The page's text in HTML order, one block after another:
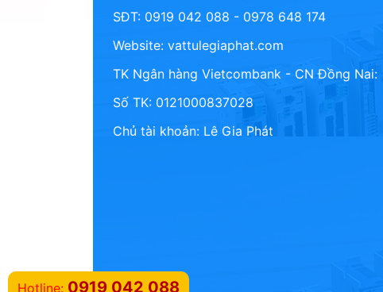
SĐT: 0919 042 088 - 0978 648 174
Website: vattulegiaphat.com
TK Ngân hàng Vietcombank - CN Đồng Nai:
Số TK: 0121000837028
Chủ tài khoản: Lê Gia Phát
Hotline: 0919 042 088